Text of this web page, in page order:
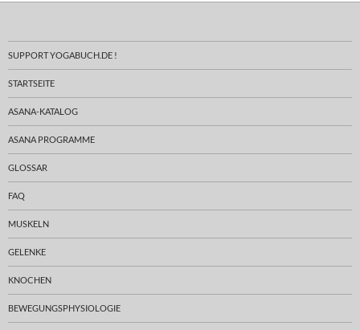
SUPPORT YOGABUCH.DE !
STARTSEITE
ASANA-KATALOG
ASANA PROGRAMME
GLOSSAR
FAQ
MUSKELN
GELENKE
KNOCHEN
BEWEGUNGSPHYSIOLOGIE